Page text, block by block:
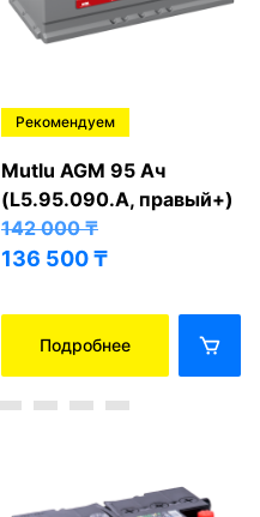
Рекомендуем
Mutlu AGM 95 Ач
(L5.95.090.A, правый+)
142 000₸
136 500₸
Подробнее